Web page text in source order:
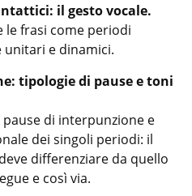
il gesto vocale.
le frasi come periodi
e dinamici.
tipologie di pause e toni
di interpunzione e
dei singoli periodi: il
differenziare da quello
e così via.